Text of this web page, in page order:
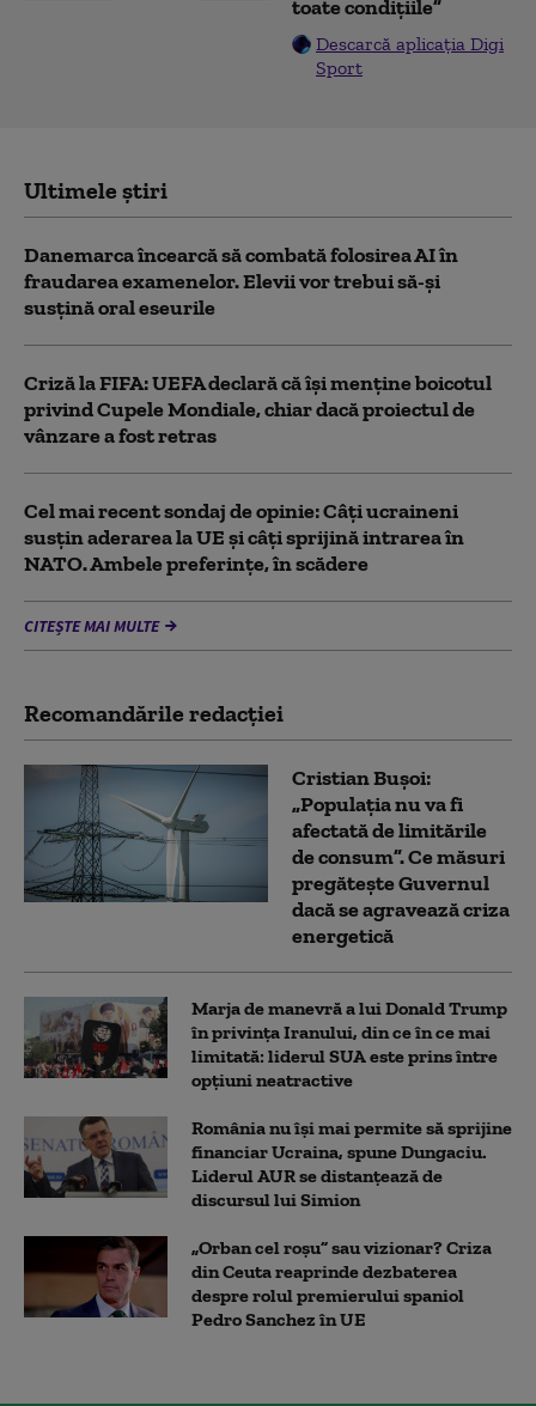
toate condițiile”
Descarcă aplicația Digi
Sport
Ultimele știri
Danemarca încearcă să combată folosirea AI în
fraudarea examenelor. Elevii vor trebui să-şi
susţină oral eseurile
Criză la FIFA: UEFA declară că îşi menţine boicotul
privind Cupele Mondiale, chiar dacă proiectul de
vânzare a fost retras
Cel mai recent sondaj de opinie: Câți ucraineni
susțin aderarea la UE și câți sprijină intrarea în
NATO. Ambele preferințe, în scădere
CITEȘTE MAI MULTE
Recomandările redacţiei
Cristian Bușoi:
„Populația nu va fi
afectată de limitările
de consum”. Ce măsuri
pregătește Guvernul
dacă se agravează criza
energetică
Marja de manevră a lui Donald Trump
în privința Iranului, din ce în ce mai
limitată: liderul SUA este prins între
opțiuni neatractive
România nu își mai permite să sprijine
financiar Ucraina, spune Dungaciu.
Liderul AUR se distanțează de
discursul lui Simion
„Orban cel roșu” sau vizionar? Criza
din Ceuta reaprinde dezbaterea
despre rolul premierului spaniol
Pedro Sanchez în UE